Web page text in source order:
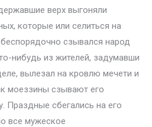
верх выгоняли
которые или селиться на
сзывался народ
нибудь из жителей, задумавши
вылезал на кровлю мечети и
моеззины сзывают его
Праздные сбегались на его
все мужеское